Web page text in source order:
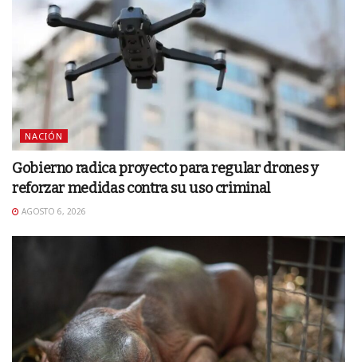
NACIÓN
Gobierno radica proyecto para regular drones y
reforzar medidas contra su uso criminal
AGOSTO 6, 2026